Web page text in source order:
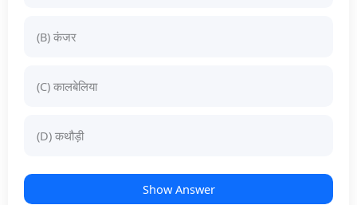
(B) कंजर
(C) कालबेलिया
(D) कथौड़ी
Show Answer